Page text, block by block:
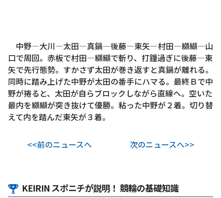
中野―大川―太田―真鍋―後藤―東矢―村田―纐纈―山
口で周回。赤板で村田―纐纈で斬り、打鐘過ぎに後藤―東
矢で先行態勢。すかさず太田が巻き返すと真鍋が離れる。
同時に踏み上げた中野が太田の番手にハマる。最終Ｂで中
野が捲ると、太田が自らブロックしながら直線へ。空いた
最内を纐纈が突き抜けて優勝。粘った中野が２着。切り替
えて内を踏んだ東矢が３着。
<<前のニュースへ 次のニュースへ>>
KEIRIN スポニチが説明！ 競輪の基礎知識